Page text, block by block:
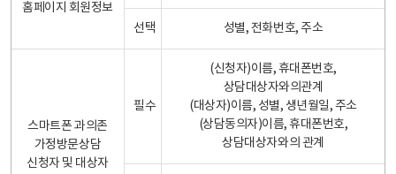
홈페이지 회원정보
선택 성별, 전화번호, 주소
스마트폰 과의존
가정방문상담
신청자 및 대상자
필수
(신청자)이름, 휴대폰번호,
상담대상자와의관계
(대상자)이름, 성별, 생년월일, 주소
(상담동의자)이름, 휴대폰번호,
상담대상자와의 관계